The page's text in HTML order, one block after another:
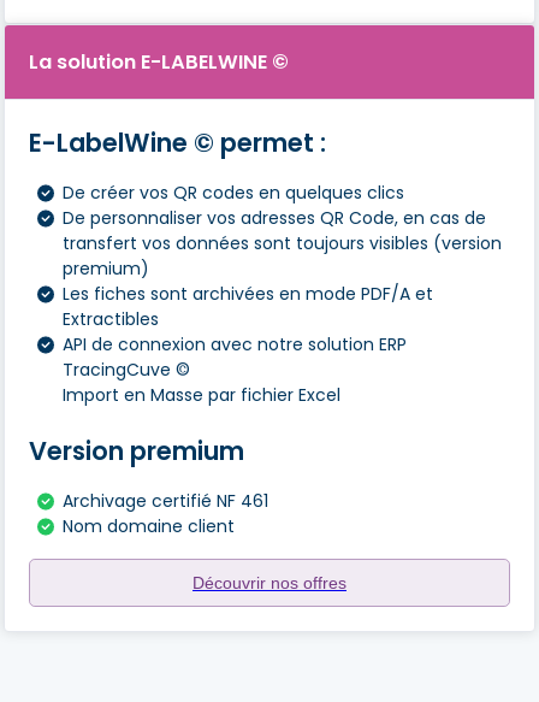
La solution E-LABELWINE ©
E-LabelWine © permet :
De créer vos QR codes en quelques clics
De personnaliser vos adresses QR Code, en cas de
transfert vos données sont toujours visibles (version
premium)
Les fiches sont archivées en mode PDF/A et
Extractibles
API de connexion avec notre solution ERP
TracingCuve ©
Import en Masse par fichier Excel
Version premium
Archivage certifié NF 461
Nom domaine client
Découvrir nos offres